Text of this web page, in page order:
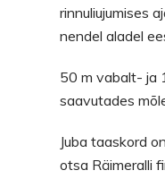
rinnuliujumises
nendel aladel
50 m vabalt- ja
saavutades
Juba taaskord
otsa Räimeralli